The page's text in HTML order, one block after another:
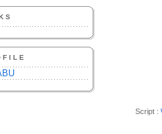
Script :